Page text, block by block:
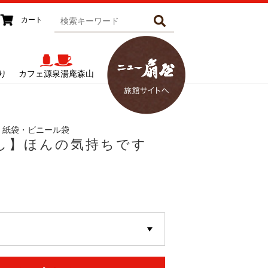
カート
カフェ源泉湯庵森山
袋・ビニール袋
】ほんの気持ちです